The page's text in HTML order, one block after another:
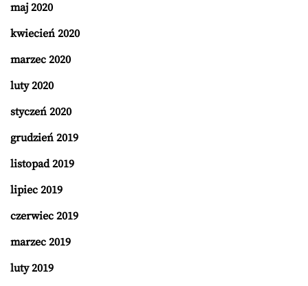
maj 2020
kwiecień 2020
marzec 2020
luty 2020
styczeń 2020
grudzień 2019
listopad 2019
lipiec 2019
czerwiec 2019
marzec 2019
luty 2019